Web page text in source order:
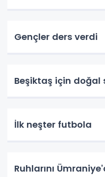
Gençler ders verdi
Beşiktaş için doğal
İlk neşter futbola
Ruhlarını